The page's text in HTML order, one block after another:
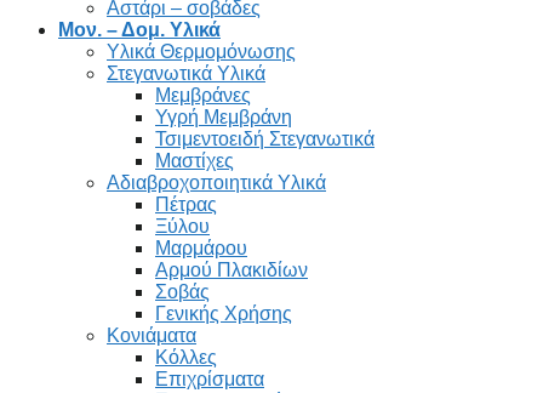
Αστάρι – σοβάδες
Μον. – Δομ. Υλικά
Υλικά Θερμομόνωσης
Στεγανωτικά Υλικά
Μεμβράνες
Υγρή Μεμβράνη
Τσιμεντοειδή Στεγανωτικά
Μαστίχες
Αδιαβροχοποιητικά Υλικά
Πέτρας
Ξύλου
Μαρμάρου
Αρμού Πλακιδίων
Σοβάς
Γενικής Χρήσης
Κονιάματα
Κόλλες
Επιχρίσματα